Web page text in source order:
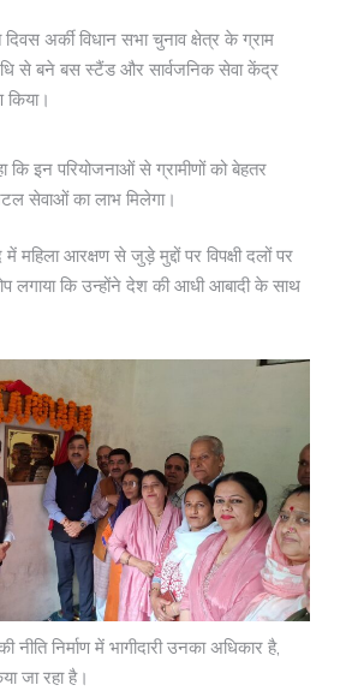
अर्की विधान सभा चुनाव क्षेत्र के ग्राम
से बने बस स्टैंड और सार्वजनिक सेवा केंद्र
किया।
इन परियोजनाओं से ग्रामीणों को बेहतर
सेवाओं का लाभ मिलेगा।
आरक्षण से जुड़े मुद्दों पर विपक्षी दलों पर
लगाया कि उन्होंने देश की आधी आबादी के साथ
नीति निर्माण में भागीदारी उनका अधिकार है,
जा रहा है।